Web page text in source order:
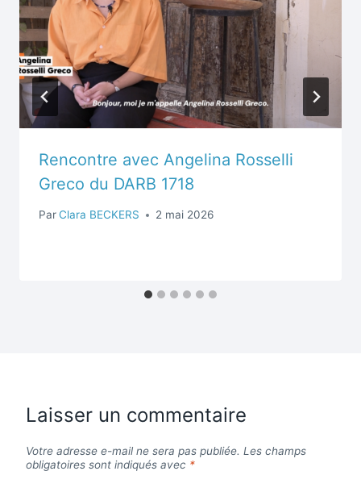
Rencontre avec Angelina Rosselli
Greco du DARB 1718
ParClara BECKERS 2 mai 2026
Laisser un commentaire
Votre adresse e-mail ne sera pas publiée. Les champs
obligatoires sont indiqués avec *